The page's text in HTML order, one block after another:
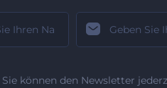
Sie können den Newsletter